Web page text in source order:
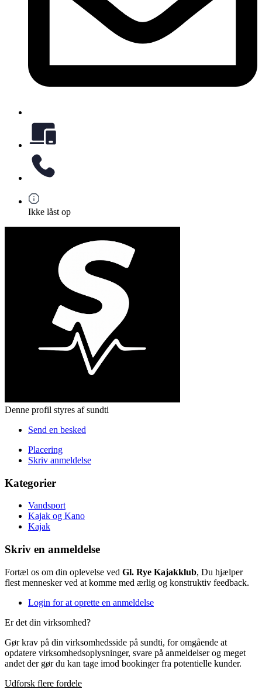
Ikke låst op
Denne profil styres af sundti
Send en besked
Placering
Skriv anmeldelse
Kategorier
Vandsport
Kajak og Kano
Kajak
Skriv en anmeldelse
Fortæl os om din oplevelse ved Gl. Rye Kajakklub, Du hjælper
flest mennesker ved at komme med ærlig og konstruktiv feedback.
Login for at oprette en anmeldelse
Er det din virksomhed?
Gør krav på din virksomhedsside på sundti, for omgående at
opdatere virksomhedsoplysninger, svare på anmeldelser og meget
andet der gør du kan tage imod bookinger fra potentielle kunder.
Udforsk flere fordele